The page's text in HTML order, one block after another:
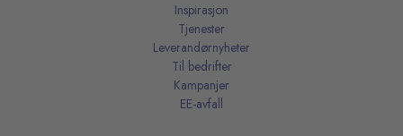
Inspirasjon
Tjenester
Leverandørnyheter
Til bedrifter
Kampanjer
EE-avfall